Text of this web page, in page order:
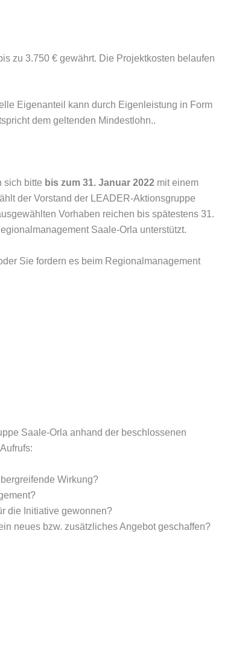
zu 3.750 € gewährt. Die Projektkosten belaufen
Eigenanteil kann durch Eigenleistung in Form
dem geltenden Mindestlohn..
sich bitte bis zum 31. Januar 2022 mit einem
der Vor­stand der LEADER-Aktionsgruppe
Vorhaben reichen bis spätestens 31.
Saale-Orla unterstützt.
Sie fordern es beim Regionalmanagement
Saale-Orla anhand der beschlossenen
Wirkung?
die Initiative gewonnen?
neues bzw. zusätzliches Angebot geschaffen?